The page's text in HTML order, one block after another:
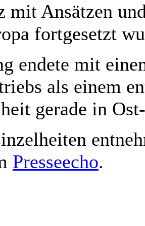
mit Ansätzen
fortgesetzt
endete mit
als einem
gerade in
Presseecho.